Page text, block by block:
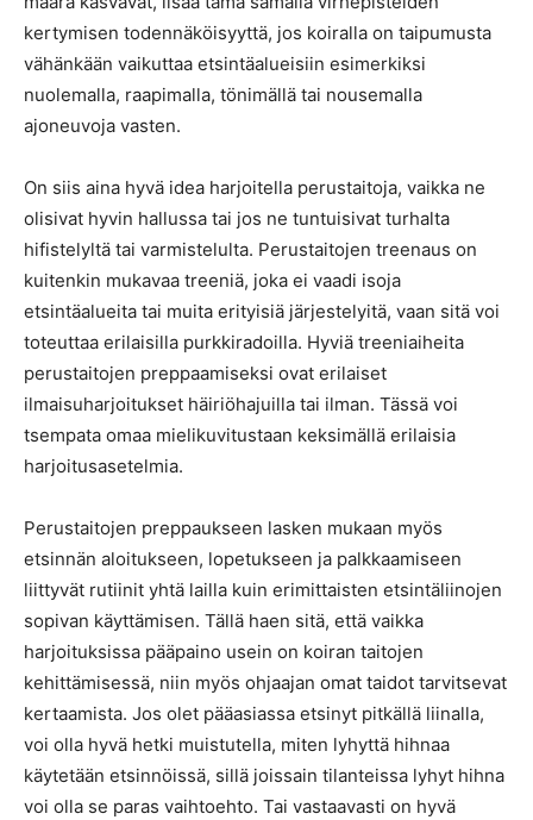
kertymisen todennäköisyyttä, jos koiralla on taipumusta
vähänkään vaikuttaa etsintäalueisiin esimerkiksi
nuolemalla, raapimalla, tönimällä tai nousemalla
ajoneuvoja vasten.
On siis aina hyvä idea harjoitella perustaitoja, vaikka ne
olisivat hyvin hallussa tai jos ne tuntuisivat turhalta
hifistelyltä tai varmistelulta. Perustaitojen treenaus on
kuitenkin mukavaa treeniä, joka ei vaadi isoja
etsintäalueita tai muita erityisiä järjestelyitä, vaan sitä voi
toteuttaa erilaisilla purkkiradoilla. Hyviä treeniaiheita
perustaitojen preppaamiseksi ovat erilaiset
ilmaisuharjoitukset häiriöhajuilla tai ilman. Tässä voi
tsempata omaa mielikuvitustaan keksimällä erilaisia
harjoitusasetelmia.
Perustaitojen preppaukseen lasken mukaan myös
etsinnän aloitukseen, lopetukseen ja palkkaamiseen
liittyvät rutiinit yhtä lailla kuin erimittaisten etsintäliinojen
sopivan käyttämisen. Tällä haen sitä, että vaikka
harjoituksissa pääpaino usein on koiran taitojen
kehittämisessä, niin myös ohjaajan omat taidot tarvitsevat
kertaamista. Jos olet pääasiassa etsinyt pitkällä liinalla,
voi olla hyvä hetki muistutella, miten lyhyttä hihnaa
käytetään etsinnöissä, sillä joissain tilanteissa lyhyt hihna
voi olla se paras vaihtoehto. Tai vastaavasti on hyvä